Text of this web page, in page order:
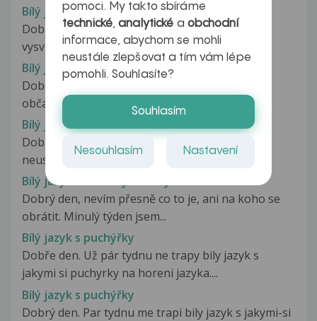
Bílý jazyk
Dobrý den, po tom, co jsem si zde tedy nechala
vysvětlit, že jsem se nemohla...
Bílý jazyk
Dobrý den, nevím zda mám normální jazyk, ale
občas cca půl roku mám obtíže s...
Bílý jazyk a vyrustky
Dobrej mam dotaz poslednich par dnu mam
neustale bily jazyk a udelaly se me...
Bílý jazyk s červenými fleky
Dobrý den, nevím přesně co to je, ani na koho se
obrátit. Minulý týden jsem...
Bílý jazyk s puchýřky
Dobře den. Už pár tydnu ne trapy bily jazyk s
jakymi si puchyrky na horeni jazyka....
Bílý jazyk s puchýřky
Dobrý den. Par tydnu me trapi bily jazyk s jakymi-si
pomoci. My takto sbíráme
technické,analytické a obchodní
informace, abychom se mohli
neustále zlepšovat a tím vám lépe
pomohli. Souhlasíte?
Souhlasím
Nesouhlasím Nastavení